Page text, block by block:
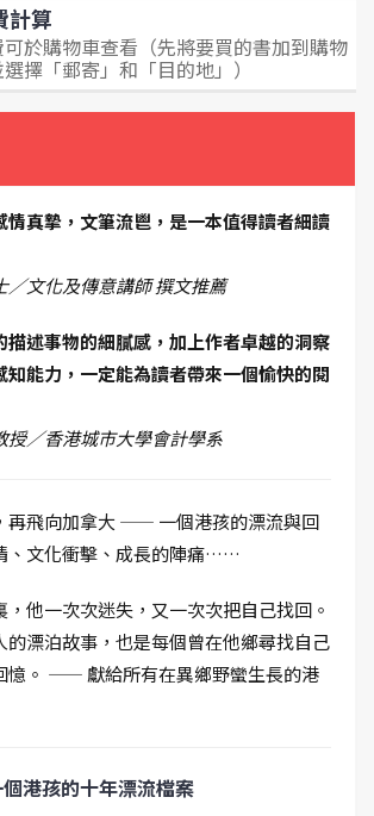
計算
於購物車查看（先將要買的書加到購物
擇「郵寄」和「目的地」）
情真摯，文筆流鬯，是一本值得讀者細讀
文化及傳意講師 撰文推薦
描述事物的細膩感，加上作者卓越的洞察
知能力，一定能為讀者帶來一個愉快的閱
／香港城市大學會計學系
再飛向加拿大 —— 一個港孩的漂流與回
、文化衝擊、成長的陣痛……
他一次次迷失，又一次次把自己找回。
的漂泊故事，也是每個曾在他鄉尋找自己
憶。 —— 獻給所有在異鄉野蠻生長的港
港孩的十年漂流檔案